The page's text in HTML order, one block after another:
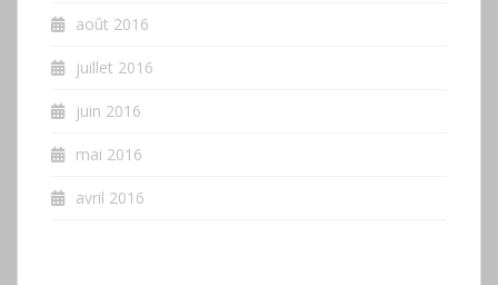
août 2016
juillet 2016
juin 2016
mai 2016
avril 2016